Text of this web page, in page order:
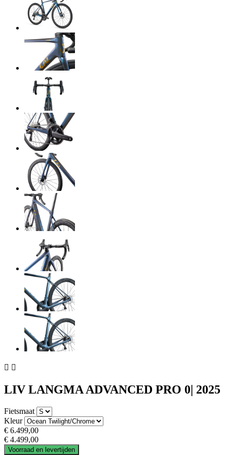
 
LIV LANGMA ADVANCED PRO 0| 2025
Fietsmaat
Kleur
€ 6.499,00
€ 4.499,00
Voorraad en levertijden